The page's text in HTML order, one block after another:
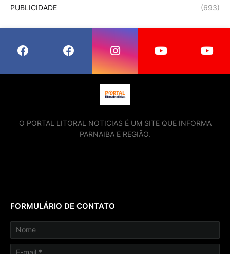
PUBLICIDADE (693)
O PORTAL LITORAL NOTICIAS É UM SITE QUE INFORMA
PARNAIBA E REGIÃO.
FORMULÁRIO DE CONTATO